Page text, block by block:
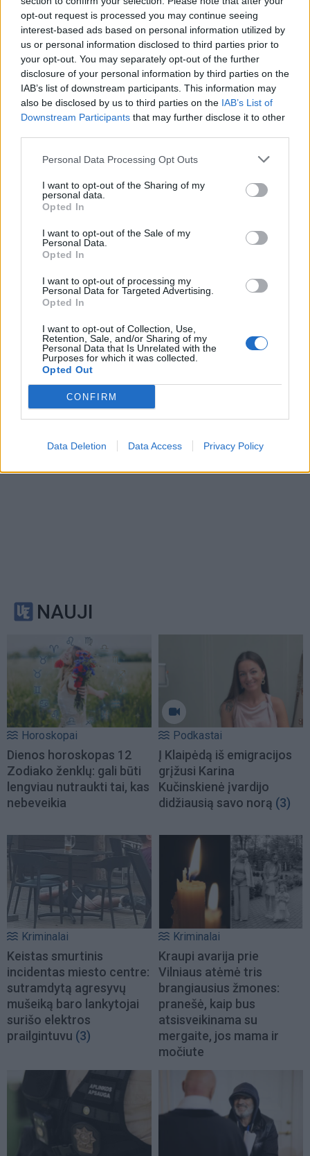
opt-out request is processed you may continue seeing
interest-based ads based on personal information utilized by
us or personal information disclosed to third parties prior to
your opt-out. You may separately opt-out of the further
disclosure of your personal information by third parties on the
IAB’s list of downstream participants. This information may
also be disclosed by us to third parties on the IAB’s List of
Downstream Participants that may further disclose it to other
Personal Data Processing Opt Outs
I want to opt-out of the Sharing of my
personal data.
Opted In
I want to opt-out of the Sale of my
Personal Data.
Opted In
I want to opt-out of processing my
Personal Data for Targeted Advertising.
Opted In
I want to opt-out of Collection, Use,
Retention, Sale, and/or Sharing of my
Personal Data that Is Unrelated with the
Purposes for which it was collected.
Opted Out
CONFIRM
Data Deletion Data Access Privacy Policy
Žmonės
Ingos Valinskienės 60-
metis – kupinas
ekstremalių patirčių:
nustebino žmoną
Žmonės
Mirė filme „Žmogus
voras“ sužibėjusi aktorė
Laisvalaikis
Ar jums pakaks
išradingumo teisingai
išspręsti matematinį
galvosūkį, panaudojant
tik vieną degtuką?
Sveikata
riebaluosis: į šampūną
tereikia įberti vieną
ingredientą
NAUJI
Horoskopai
Dienos horoskopas 12
Zodiako ženklų: gali būti
lengviau nutraukti tai, kas
nebeveikia
Podkastai
Į Klaipėdą iš emigracijos
grįžusi Karina
Kučinskienė įvardijo
didžiausią savo norą (3)
Kriminalai
Keistas smurtinis
incidentas miesto centre:
sutramdytą agresyvų
mušeiką baro lankytojai
surišo elektros
prailgintuvu (3)
Kriminalai
Kraupi avarija prie
Vilniaus atėmė tris
brangiausius žmones:
pranešė, kaip bus
atsisveikinama su
mergaite, jos mama ir
močiute